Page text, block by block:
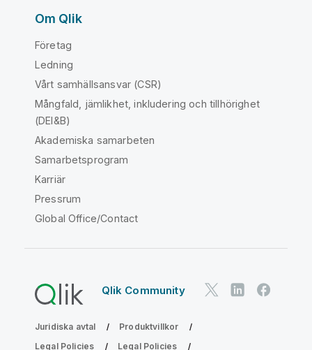
Om Qlik
Företag
Ledning
Vårt samhällsansvar (CSR)
Mångfald, jämlikhet, inkludering och tillhörighet
(DEI&B)
Akademiska samarbeten
Samarbetsprogram
Karriär
Pressrum
Global Office/Contact
Qlik Community
Juridiska avtal
Produktvillkor
Legal Policies
Legal Policies